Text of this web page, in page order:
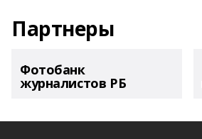
Партнеры
Фотобанк
журналистов РБ